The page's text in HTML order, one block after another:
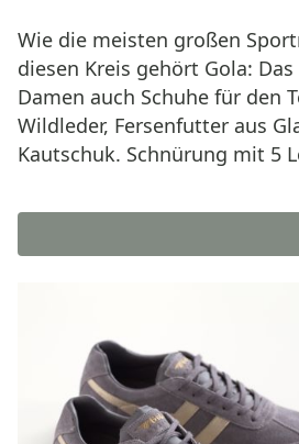
Wie die meisten großen
diesen Kreis gehört Gola:
Damen auch Schuhe für den
Wildleder, Fersenfutter aus
Kautschuk. Schnürung mit 5